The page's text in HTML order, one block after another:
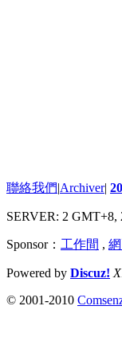
聯絡我們|Archiver|
SERVER: 2 GMT+8,
Sponsor： 工作間 ,
Powered by Discuz!
© 2001-2010